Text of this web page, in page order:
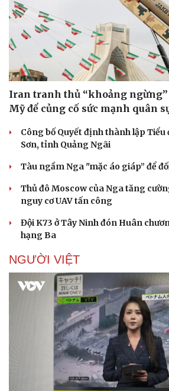
Dinh dưỡng - món ngon
Đời
Nhà
Blog
Tình
Iran tranh thủ “khoảng
Mỹ để củng cố sức mạnh quân
Công bố Quyết định thành lập Tiểu
Sơn, tỉnh Quảng Ngãi
Tàu ngầm Nga "mặc áo giáp” để
Thủ đô Moscow của Nga tăng
nguy cơ UAV tấn công
Đội K73 ở Tây Ninh đón Huân
hạng Ba
NGƯỜI VIỆT